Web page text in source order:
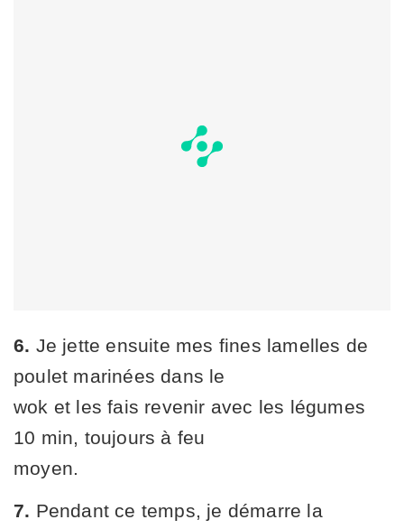
6. Je jette ensuite mes fines lamelles de
poulet marinées dans le
wok et les fais revenir avec les légumes
10 min, toujours à feu
moyen.
7. Pendant ce temps, je démarre la